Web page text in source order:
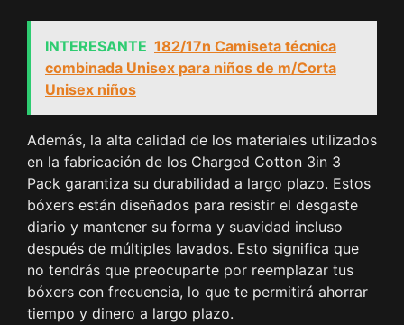
INTERESANTE 182/17n Camiseta técnica
combinada Unisex para niños de m/Corta
Unisex niños
Además, la alta calidad de los materiales utilizados
en la fabricación de los Charged Cotton 3in 3
Pack garantiza su durabilidad a largo plazo. Estos
bóxers están diseñados para resistir el desgaste
diario y mantener su forma y suavidad incluso
después de múltiples lavados. Esto significa que
no tendrás que preocuparte por reemplazar tus
bóxers con frecuencia, lo que te permitirá ahorrar
tiempo y dinero a largo plazo.